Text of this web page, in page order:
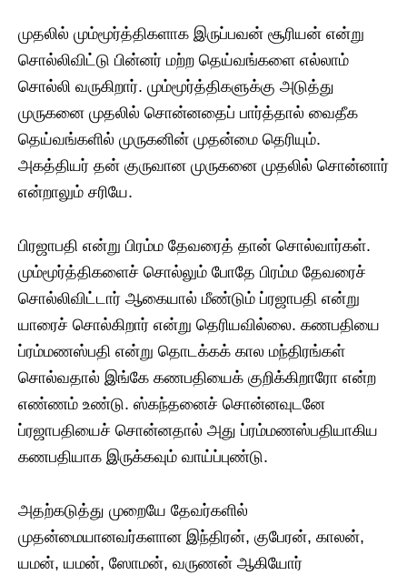
முதலில் மும்மூர்த்திகளாக இருப்பவன் சூரியன் என்று
சொல்லிவிட்டு பின்னர் மற்ற தெய்வங்களை எல்லாம்
சொல்லி வருகிறார். மும்மூர்த்திகளுக்கு அடுத்து
முருகனை முதலில் சொன்னதைப் பார்த்தால் வைதீக
தெய்வங்களில் முருகனின் முதன்மை தெரியும்.
அகத்தியர் தன் குருவான முருகனை முதலில் சொன்னார்
என்றாலும் சரியே.
பிரஜாபதி என்று பிரம்ம தேவரைத் தான் சொல்வார்கள்.
மும்மூர்த்திகளைச் சொல்லும் போதே பிரம்ம தேவரைச்
சொல்லிவிட்டார் ஆகையால் மீண்டும் ப்ரஜாபதி என்று
யாரைச் சொல்கிறார் என்று தெரியவில்லை. கணபதியை
ப்ரம்மணஸ்பதி என்று தொடக்கக் கால மந்திரங்கள்
சொல்வதால் இங்கே கணபதியைக் குறிக்கிறாரோ என்ற
எண்ணம் உண்டு. ஸ்கந்தனைச் சொன்னவுடனே
ப்ரஜாபதியைச் சொன்னதால் அது ப்ரம்மணஸ்பதியாகிய
கணபதியாக இருக்கவும் வாய்ப்புண்டு.
அதற்கடுத்து முறையே தேவர்களில்
முதன்மையானவர்களான இந்திரன், குபேரன், காலன்,
யமன், யமன், ஸோமன், வருணன் ஆகியோர்